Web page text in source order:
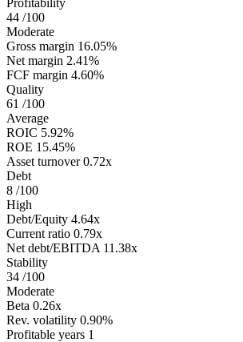
Profitability
44 /100
Moderate
Gross margin 16.05%
Net margin 2.41%
FCF margin 4.60%
Quality
61 /100
Average
ROIC 5.92%
ROE 15.45%
Asset turnover 0.72x
Debt
8 /100
High
Debt/Equity 4.64x
Current ratio 0.79x
Net debt/EBITDA 11.38x
Stability
34 /100
Moderate
Beta 0.26x
Rev. volatility 0.90%
Profitable years 1